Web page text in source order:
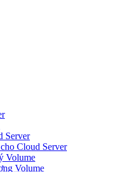
Server
Cloud Server
Volume
Volume